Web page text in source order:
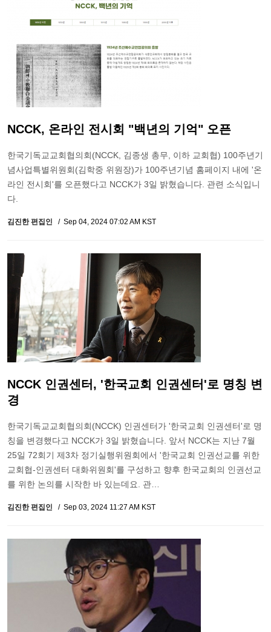
NCCK, 온라인 전시회 "백년의 기억" 오픈
한국기독교교회협의회(NCCK, 김종생 총무, 이하 교회협) 100주년기
념사업특별위원회(김학중 위원장)가 100주년기념 홈페이지 내에 '온
라인 전시회'를 오픈했다고 NCCK가 3일 밝혔습니다. 관련 소식입니
다.
김진한 편집인 Sep 04, 2024 07:02 AM KST
NCCK 인권센터, '한국교회 인권센터'로 명칭 변
경
한국기독교교회협의회(NCCK) 인권센터가 '한국교회 인권센터'로 명
칭을 변경했다고 NCCK가 3일 밝혔습니다. 앞서 NCCK는 지난 7월
25일 72회기 제3차 정기실행위원회에서 '한국교회 인권선교를 위한
교회협-인권센터 대화위원회'를 구성하고 향후 한국교회의 인권선교
를 위한 논의를 시작한 바 있는데요. 관…
김진한 편집인 Sep 03, 2024 11:27 AM KST